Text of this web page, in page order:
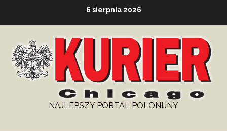
6 sierpnia 2026
NAJLEPSZY PORTAL POLONIJNY